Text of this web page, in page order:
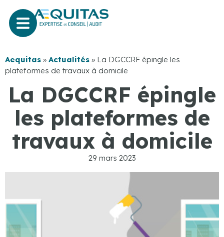
Aequitas » Actualités » La DGCCRF épingle les
plateformes de travaux à domicile
La DGCCRF épingle
les plateformes de
travaux à domicile
29 mars 2023